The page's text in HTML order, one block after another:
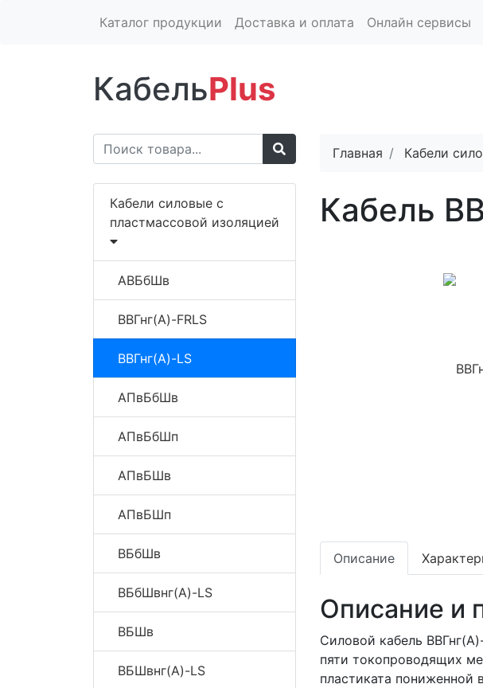
Каталог продукции Доставка и оплата Онлайн сервисы
КабельPlus
Кабели силовые с
пластмассовой изоляцией
АВБбШв
ВВГнг(A)-FRLS
ВВГнг(A)-LS
АПвБбШв
АПвБбШп
АПвБШв
АПвБШп
ВБбШв
ВБбШвнг(A)-LS
ВБШв
ВБШвнг(A)-LS
Главная Кабели
Кабель
Описание
Описание и
Силовой кабель
пяти токопроводящих
пластиката пониженной